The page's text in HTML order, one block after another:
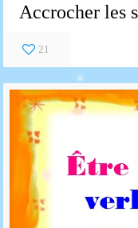
Accrocher les
21